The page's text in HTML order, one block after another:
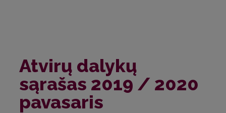
Atvirų dalykų
sąrašas 2019 / 2020
pavasaris